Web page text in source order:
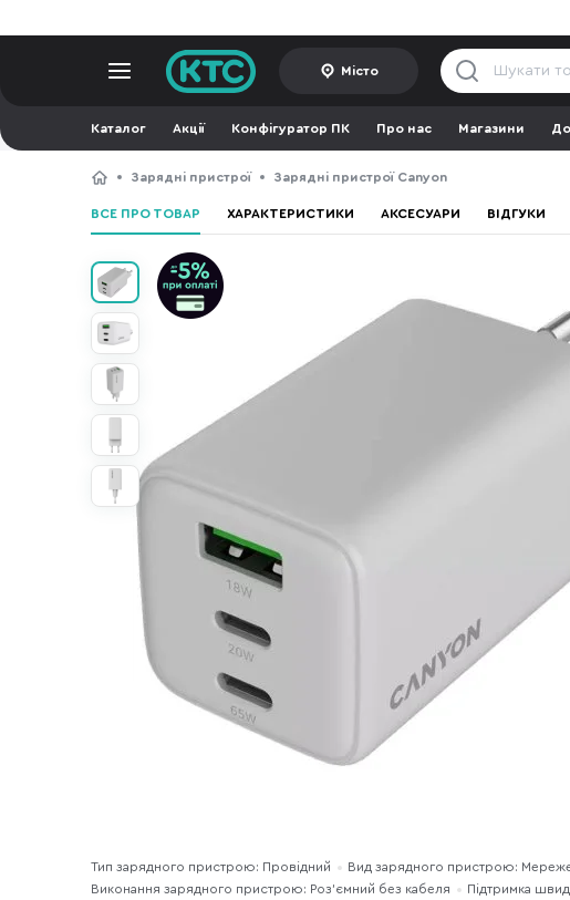
Місто
Каталог Акції Конфігуратор ПК Про нас Магазини
Зарядні пристрої Зарядні пристрої Canyon
ВСЕ ПРО ТОВАР ХАРАКТЕРИСТИКИ АКСЕСУАРИ ВІДГУКИ
Тип зарядного пристрою: Провідний
Вид зарядного пристрою:
Виконання зарядного пристрою: Роз'ємний без кабеля
Підтримка